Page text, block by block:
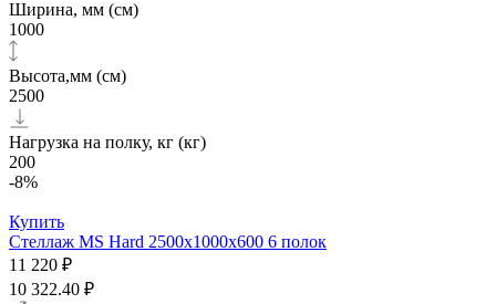
Ширина, мм (см)
1000
Высота,мм (см)
2500
Нагрузка на полку, кг (кг)
200
-8%
Купить
Стеллаж MS Hard 2500х1000x600 6 полок
11 220 ₽
10 322.40 ₽